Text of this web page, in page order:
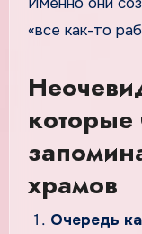
«все как-то
которые
храмов
Очередь